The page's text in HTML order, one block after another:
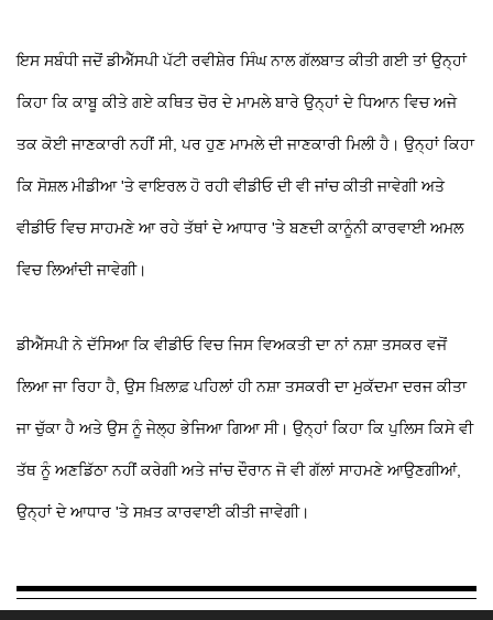
ਇਸ ਸਬੰਧੀ ਜਦੋਂ ਡੀਐੱਸਪੀ ਪੱਟੀ ਰਵੀਸ਼ੇਰ ਸਿੰਘ ਨਾਲ ਗੱਲਬਾਤ ਕੀਤੀ ਗਈ ਤਾਂ ਉਨ੍ਹਾਂ
ਕਿਹਾ ਕਿ ਕਾਬੂ ਕੀਤੇ ਗਏ ਕਥਿਤ ਚੋਰ ਦੇ ਮਾਮਲੇ ਬਾਰੇ ਉਨ੍ਹਾਂ ਦੇ ਧਿਆਨ ਵਿਚ ਅਜੇ
ਤਕ ਕੋਈ ਜਾਣਕਾਰੀ ਨਹੀਂ ਸੀ, ਪਰ ਹੁਣ ਮਾਮਲੇ ਦੀ ਜਾਣਕਾਰੀ ਮਿਲੀ ਹੈ। ਉਨ੍ਹਾਂ ਕਿਹਾ
ਕਿ ਸੋਸ਼ਲ ਮੀਡੀਆ 'ਤੇ ਵਾਇਰਲ ਹੋ ਰਹੀ ਵੀਡੀਓ ਦੀ ਵੀ ਜਾਂਚ ਕੀਤੀ ਜਾਵੇਗੀ ਅਤੇ
ਵੀਡੀਓ ਵਿਚ ਸਾਹਮਣੇ ਆ ਰਹੇ ਤੱਥਾਂ ਦੇ ਆਧਾਰ 'ਤੇ ਬਣਦੀ ਕਾਨੂੰਨੀ ਕਾਰਵਾਈ ਅਮਲ
ਵਿਚ ਲਿਆਂਦੀ ਜਾਵੇਗੀ।
ਡੀਐੱਸਪੀ ਨੇ ਦੱਸਿਆ ਕਿ ਵੀਡੀਓ ਵਿਚ ਜਿਸ ਵਿਅਕਤੀ ਦਾ ਨਾਂ ਨਸ਼ਾ ਤਸਕਰ ਵਜੋਂ
ਲਿਆ ਜਾ ਰਿਹਾ ਹੈ, ਉਸ ਖ਼ਿਲਾਫ਼ ਪਹਿਲਾਂ ਹੀ ਨਸ਼ਾ ਤਸਕਰੀ ਦਾ ਮੁਕੱਦਮਾ ਦਰਜ ਕੀਤਾ
ਜਾ ਚੁੱਕਾ ਹੈ ਅਤੇ ਉਸ ਨੂੰ ਜੇਲ੍ਹ ਭੇਜਿਆ ਗਿਆ ਸੀ। ਉਨ੍ਹਾਂ ਕਿਹਾ ਕਿ ਪੁਲਿਸ ਕਿਸੇ ਵੀ
ਤੱਥ ਨੂੰ ਅਣਡਿੱਠਾ ਨਹੀਂ ਕਰੇਗੀ ਅਤੇ ਜਾਂਚ ਦੌਰਾਨ ਜੋ ਵੀ ਗੱਲਾਂ ਸਾਹਮਣੇ ਆਉਣਗੀਆਂ,
ਉਨ੍ਹਾਂ ਦੇ ਆਧਾਰ 'ਤੇ ਸਖ਼ਤ ਕਾਰਵਾਈ ਕੀਤੀ ਜਾਵੇਗੀ।